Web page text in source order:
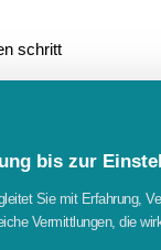
bis zur
Sie mit Erfahrung,
Vermittlungen, die